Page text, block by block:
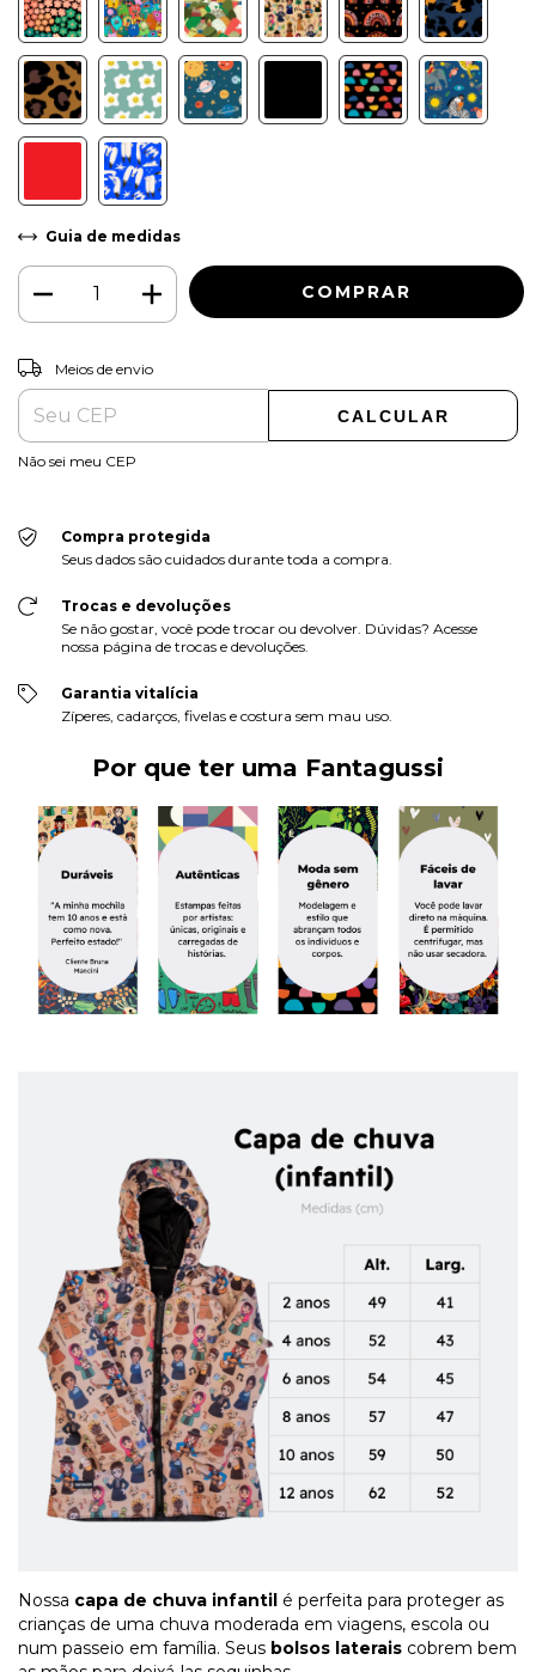
Guia de medidas
Entregas para o CEP:
Meios de envio
CALCULAR
Não sei meu CEP
Compra protegida
Seus dados são cuidados durante toda a compra.
Trocas e devoluções
Se não gostar, você pode trocar ou devolver. Dúvidas? Acesse
nossa página de trocas e devoluções.
Garantia vitalícia
Zíperes, cadarços, fivelas e costura sem mau uso.
Por que ter uma Fantagussi
Nossa capa de chuva infantil é perfeita para proteger as
crianças de uma chuva moderada em viagens, escola ou
num passeio em família. Seus bolsos laterais cobrem bem